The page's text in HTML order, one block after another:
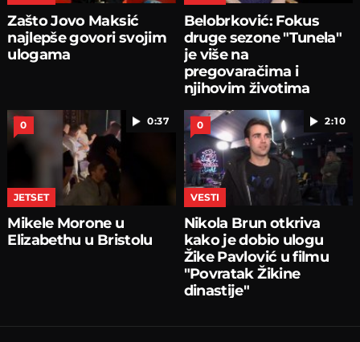
Zašto Jovo Maksić
najlepše govori svojim
ulogama
Belobrković: Fokus
druge sezone "Tunela"
je više na
pregovaračima i
njihovim životima
0:37
0
JETSET
Mikele Morone u
Elizabethu u Bristolu
2:10
0
VESTI
Nikola Brun otkriva
kako je dobio ulogu
Žike Pavlović u filmu
"Povratak Žikine
dinastije"